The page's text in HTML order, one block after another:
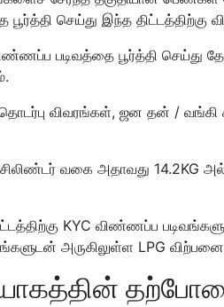
செய்து இந்த திட்டத்திற்கு
படிவத்தை பூர்த்தி
தொடர்பு விவரங்கள், ஜன தன் /
வகை அதாவது 14.2KG
KYC விண்ணப்ப
அருகிலுள்ள LPG விற்பனை